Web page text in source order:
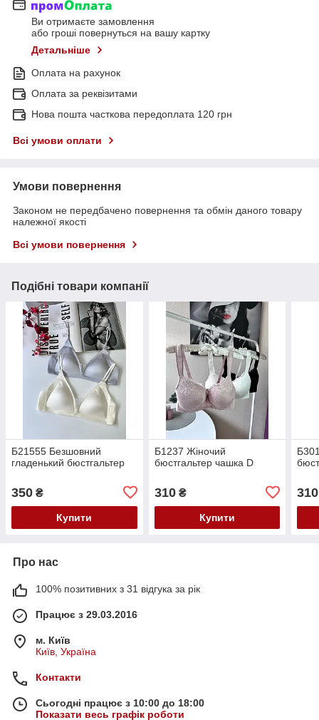
Ви отримаєте замовлення
або гроші повернуться на вашу картку
Детальніше
Оплата на рахунок
Оплата за реквізитами
Нова пошта часткова передоплата 120 грн
Всі умови оплати
Умови повернення
Законом не передбачено повернення та обмін даного товару
належної якості
Всі умови повернення
Подібні товари компанії
Б21555 Безшовний
гладенький бюстгальтер
350 ₴
Купити
Б1237 Жіночий
бюстгальтер чашка D
310₴
Купити
310
Про нас
100% позитивних з 31 відгука за рік
Працює з 29.03.2016
м. Київ
Київ, Україна
Контакти
Сьогодні працює з 10:00 до 18:00
Показати весь графік роботи